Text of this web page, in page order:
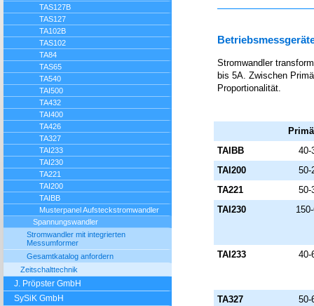
TAS127B
TAS127
TA102B
TAS102
TA84
TAS65
TA540
TAI500
TA432
TAI400
TA426
TA327
TAI233
TAI230
TA221
TAI200
TAIBB
Musterpanel Aufsteckstromwandler
Spannungswandler
Stromwandler mit integrierten
Messumformer
Gesamtkatalog anfordern
Zeitschalttechnik
J. Pröpster GmbH
SySiK GmbH
Stromwandler
bis 5A. Zwischen
Proportionalität.
TAIBB
40-
TAI200
50-
TA221
50-
TAI230
TAI233 40-
TA327 50-